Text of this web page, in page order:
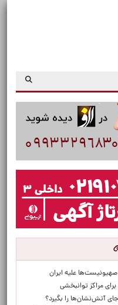
صهیونیست‌ها علیه ایران
مراکز توانبخشی
آتش‌نشان‌ها را بگیرد؟